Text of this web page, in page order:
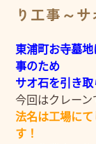
り工事～サ
東浦町お寺墓
事のため
サオ石を引き取
今回はクレーン
法名は工場に
す！